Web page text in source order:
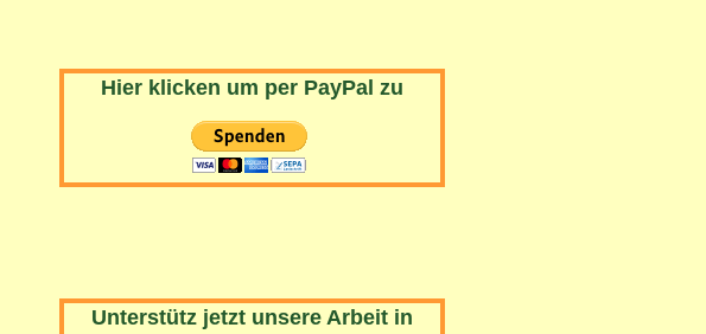
Hier klicken um per PayPal zu
Unterstütz jetzt unsere Arbeit in